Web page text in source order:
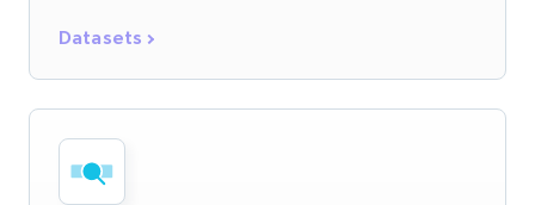
Datasets